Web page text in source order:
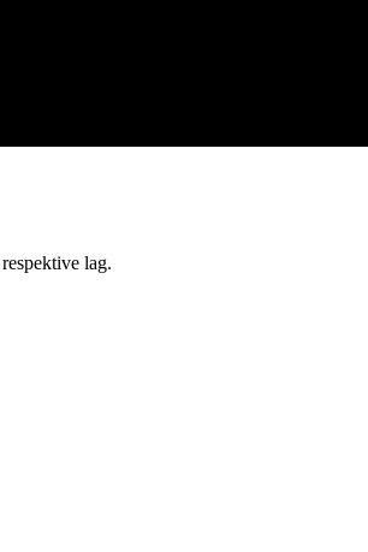
lag.